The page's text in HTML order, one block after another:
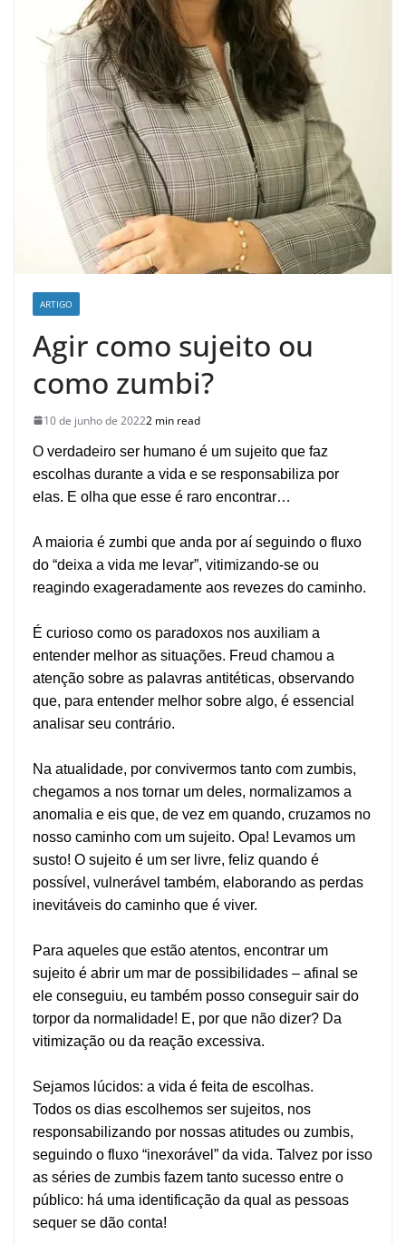
ARTIGO
Agir como sujeito ou
como zumbi?
10 de junho de 20222 min read
O verdadeiro ser humano é um sujeito que faz
escolhas durante a vida e se responsabiliza por
elas. E olha que esse é raro encontrar…
A maioria é zumbi que anda por aí seguindo o fluxo
do “deixa a vida me levar”, vitimizando-se ou
reagindo exageradamente aos revezes do caminho.
É curioso como os paradoxos nos auxiliam a
entender melhor as situações. Freud chamou a
atenção sobre as palavras antitéticas, observando
que, para entender melhor sobre algo, é essencial
analisar seu contrário.
Na atualidade, por convivermos tanto com zumbis,
chegamos a nos tornar um deles, normalizamos a
anomalia e eis que, de vez em quando, cruzamos no
nosso caminho com um sujeito. Opa! Levamos um
susto! O sujeito é um ser livre, feliz quando é
possível, vulnerável também, elaborando as perdas
inevitáveis do caminho que é viver.
Para aqueles que estão atentos, encontrar um
sujeito é abrir um mar de possibilidades – afinal se
ele conseguiu, eu também posso conseguir sair do
torpor da normalidade! E, por que não dizer? Da
vitimização ou da reação excessiva.
Sejamos lúcidos: a vida é feita de escolhas.
Todos os dias escolhemos ser sujeitos, nos
responsabilizando por nossas atitudes ou zumbis,
seguindo o fluxo “inexorável” da vida. Talvez por isso
as séries de zumbis fazem tanto sucesso entre o
público: há uma identificação da qual as pessoas
sequer se dão conta!